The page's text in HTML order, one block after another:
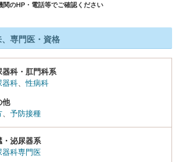
関のHP・電話等でご確認ください
専門医・資格
器科・肛門科系
器科 、性病科
他
予防接種
・泌尿器系
器科専門医